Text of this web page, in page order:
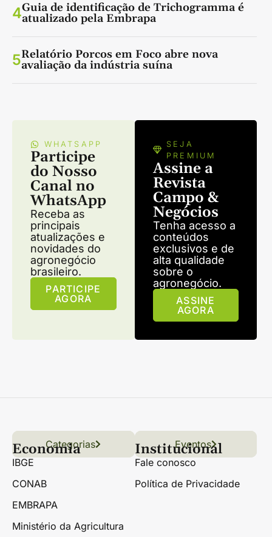
4Guia de identificação de Trichogramma é
atualizado pela Embrapa
5Relatório Porcos em Foco abre nova
avaliação da indústria suína
WHATSAPP
Participe
do Nosso
Canal no
WhatsApp
Receba as
principais
atualizações e
novidades do
agronegócio
brasileiro.
PARTICIPE
AGORA
SEJA
PREMIUM
Assine a
Revista
Campo &
Negócios
Tenha acesso a
conteúdos
exclusivos e de
alta qualidade
sobre o
agronegócio.
ASSINE
AGORA
Links úteis
Conteúdo Grãos
Florestas Hortifrúti
Categorias Eventos
Economia
IBGE
CONAB
EMBRAPA
Ministério da Agricultura
Institucional
Fale conosco
Política de Privacidade